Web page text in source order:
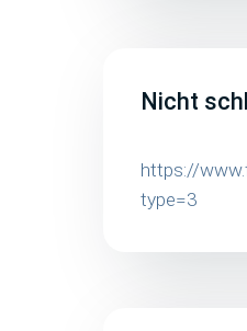
Nicht
https://
type=3